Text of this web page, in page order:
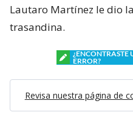
Lautaro Martínez le dio
trasandina.
¿ENCONTRASTE
ERROR?
Revisa nuestra página de